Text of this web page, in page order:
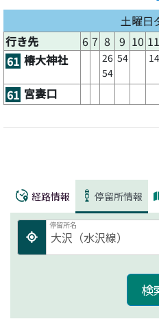
土曜日
行き先
6 7 8 9 10 11
61 椿大神社
26
54
54 14
61 宮妻口
経路情報 停留所情報
停留所名